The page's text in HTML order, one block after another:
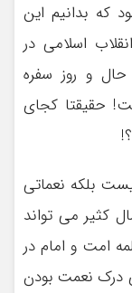
که بدانیم این
اسلامی در
و روز سفره
حقیقتا کجای
بلکه نعماتی
کثیر می تواند
امت و امام در
درک نعمت بودن